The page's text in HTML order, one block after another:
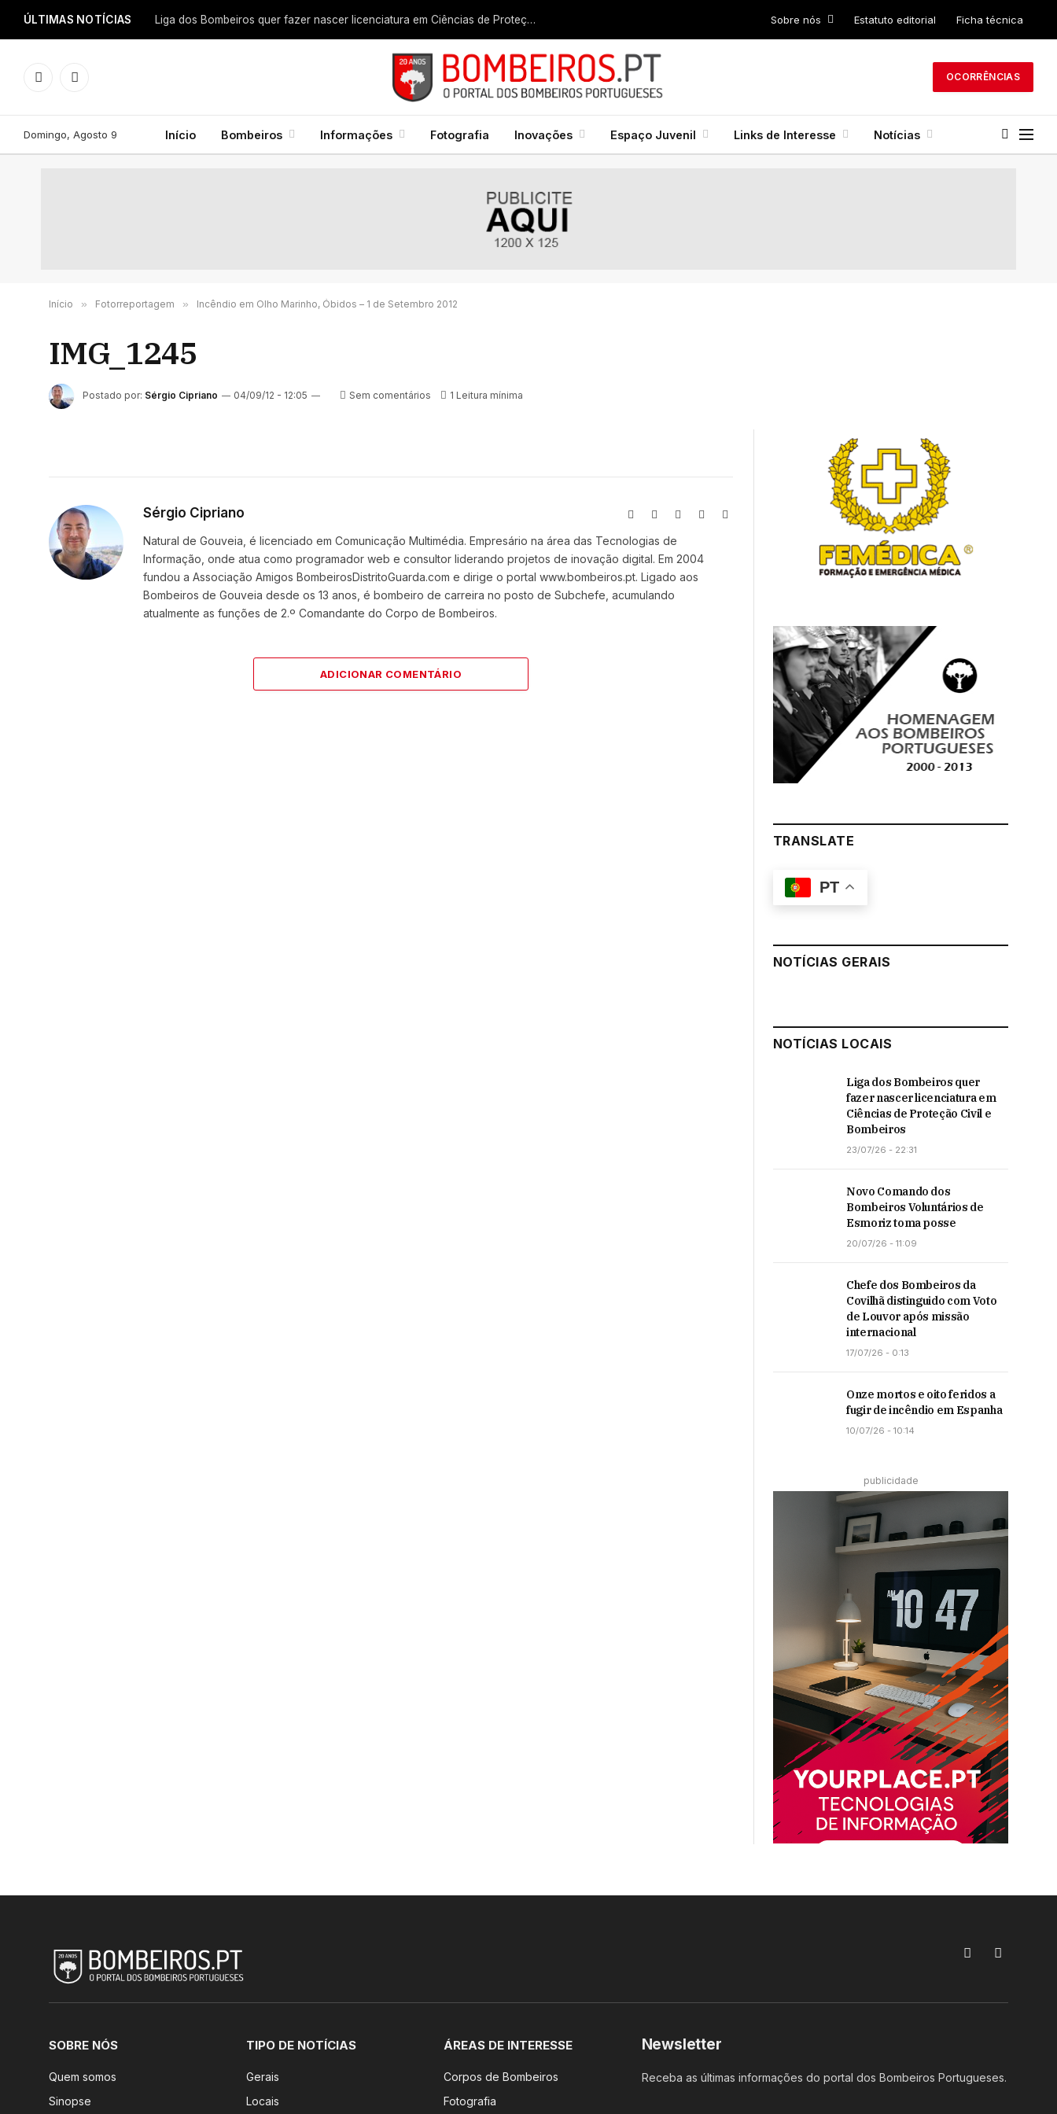
ÚLTIMAS NOTÍCIAS Liga dos Bombeiros quer fazer nascer licenciatura em Ciências de Proteção Civil e Bombeiros Sobre nós Estatuto editorial Ficha técnica
FacebookInstagram
OCORRÊNCIAS
Domingo, Agosto 9 Início Bombeiros Informações Fotografia Inovações Espaço Juvenil Links de Interesse Notícias
Início » Fotorreportagem » Incêndio em Olho Marinho, Óbidos – 1 de Setembro 2012
IMG_1245
Postado por: Sérgio Cipriano 04/09/12 - 12:05 Sem comentários 1 Leitura mínima
Sérgio Cipriano WebsiteFacebook Instagram
Natural de Gouveia, é licenciado em Comunicação Multimédia. Empresário na área das Tecnologias de
Informação, onde atua como programador web e consultor liderando projetos de inovação digital. Em 2004
fundou a Associação Amigos BombeirosDistritoGuarda.com e dirige o portal www.bombeiros.pt. Ligado aos
Bombeiros de Gouveia desde os 13 anos, é bombeiro de carreira no posto de Subchefe, acumulando
atualmente as funções de 2.º Comandante do Corpo de Bombeiros.
ADICIONAR COMENTÁRIO
TRANSLATE
PT
NOTÍCIAS GERAIS
NOTÍCIAS LOCAIS
Liga dos Bombeiros quer
fazer nascer licenciatura em
Ciências de Proteção Civil e
Bombeiros
23/07/26 - 22:31
Novo Comando dos
Bombeiros Voluntários de
Esmoriz toma posse
20/07/26 - 11:09
Chefe dos Bombeiros da
Covilhã distinguido com Voto
de Louvor após missão
internacional
17/07/26 - 0:13
Onze mortos e oito feridos a
fugir de incêndio em Espanha
10/07/26 - 10:14
publicidade
FacebookInstagram
SOBRE NÓS
Quem somos
Sinopse
TIPO DE NOTÍCIAS
Gerais
Locais
ÁREAS DE INTERESSE
Corpos de Bombeiros
Fotografia
Newsletter
Receba as últimas informações do portal dos Bombeiros Portugueses.